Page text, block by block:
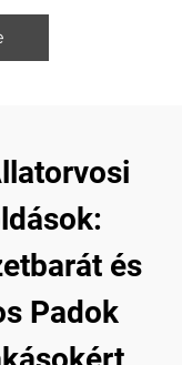
és
Padok